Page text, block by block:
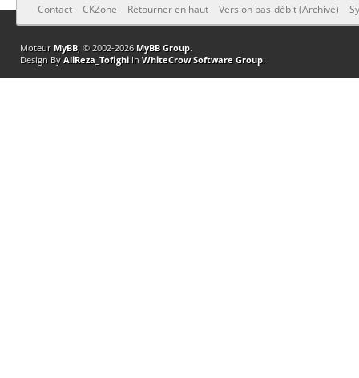
Contact CKZone Retourner en haut Version bas-débit (Archivé)
Moteur MyBB, © 2002-2026 MyBB Group.
Design By AliReza_TofighiIn WhiteCrow Software Group.